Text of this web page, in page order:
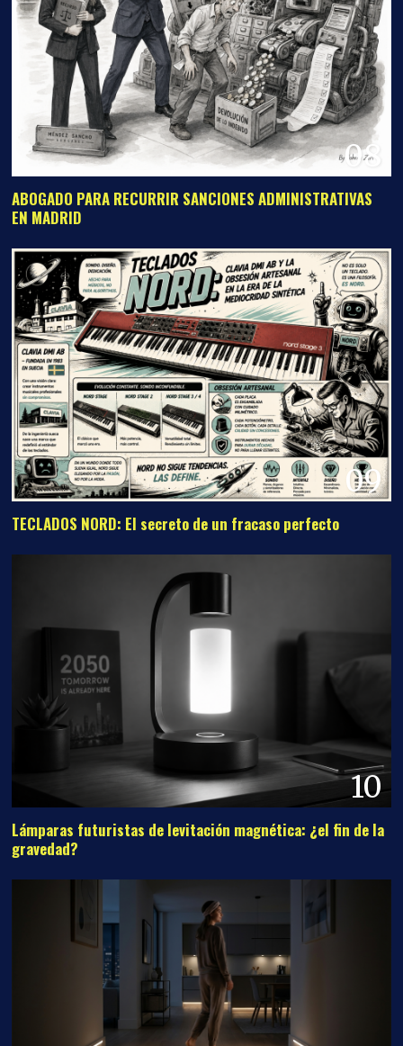
08
ABOGADO PARA RECURRIR SANCIONES ADMINISTRATIVAS
EN MADRID
09
TECLADOS NORD: El secreto de un fracaso perfecto
10
Lámparas futuristas de levitación magnética: ¿el fin de la
gravedad?